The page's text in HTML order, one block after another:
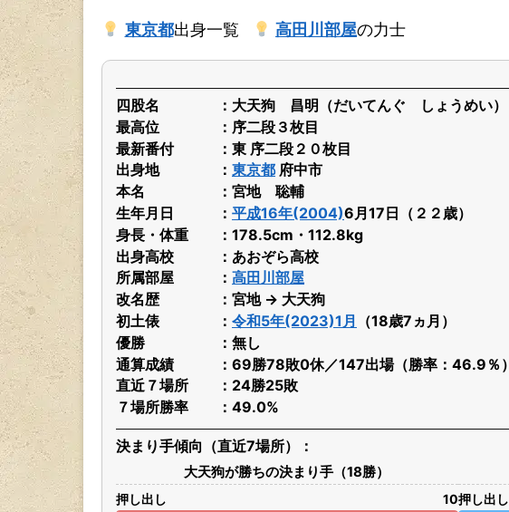
東京都出身一覧 高田川部屋の力士
四股名
大天狗 昌明（だいてんぐ しょうめい）
最高位
序二段３枚目
最新番付
東 序二段２０枚目
出身地
東京都 府中市
本名
宮地 聡輔
生年月日
平成16年(2004)6月17日（２２歳）
身長・体重
178.5cm・112.8kg
出身高校
あおぞら高校
所属部屋
高田川部屋
改名歴
宮地 → 大天狗
初土俵
令和5年(2023)1月
（18歳7ヵ月）
優勝
無し
通算成績
69勝78敗0休／147出場（勝率：46.9％）
直近７場所
24勝25敗
７場所勝率
49.0%
決まり手傾向（直近7場所）
大天狗が勝ちの決まり手（18勝）
押し出し 10押し出し